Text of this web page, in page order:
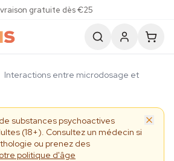
gratuite dès €25
Interactions entre microdosage et
substances psychoactives
(18+). Consultez un médecin si
ou prenez des
politique d'âge